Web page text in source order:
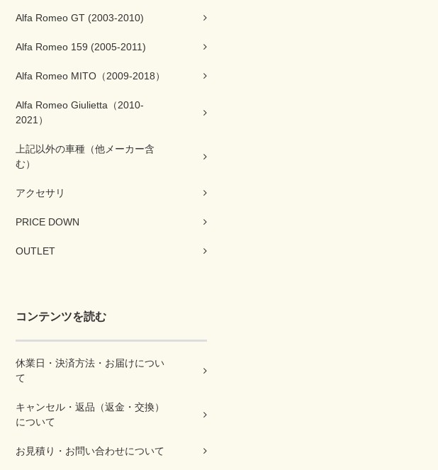
Alfa Romeo GT (2003-2010)
Alfa Romeo 159 (2005-2011)
Alfa Romeo MITO（2009-2018）
Alfa Romeo Giulietta（2010-
2021）
上記以外の車種（他メーカー含
む）
アクセサリ
PRICE DOWN
OUTLET
コンテンツを読む
休業日・決済方法・お届けについ
て
キャンセル・返品（返金・交換）
について
お見積り・お問い合わせについて